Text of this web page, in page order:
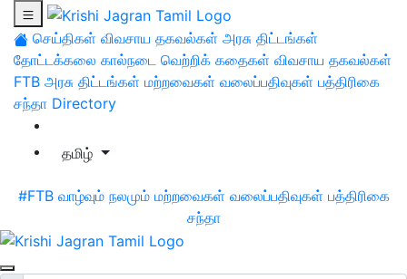
செய்திகள் விவசாய தகவல்கள் அரசு திட்டங்கள்
தோட்டக்கலை கால்நடை வெற்றிக் கதைகள் விவசாய தகவல்கள்
FTB அரசு திட்டங்கள் மற்றவைகள் வலைப்பதிவுகள் பத்திரிகை
சந்தா Directory
தமிழ்
#FTB வாழ்வும் நலமும் மற்றவைகள் வலைப்பதிவுகள் பத்திரிகை
சந்தா